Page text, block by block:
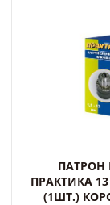
ПРАКТИКА
(1ШТ.)